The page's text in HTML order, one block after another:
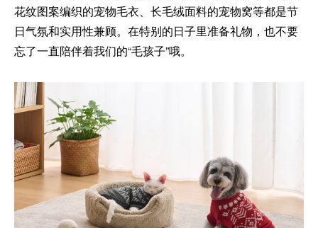
花纹图案编织的宠物毛衣、长毛绒面料的宠物窝等都是节
日气氛和实用性兼顾。在特别的日子里准备礼物，也不要
忘了一直陪伴着我们的“毛孩子”哦。